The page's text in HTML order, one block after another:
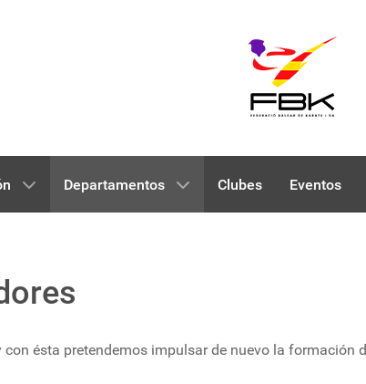
Departamentos Clubes Eventos
ésta pretendemos impulsar de nuevo la formación